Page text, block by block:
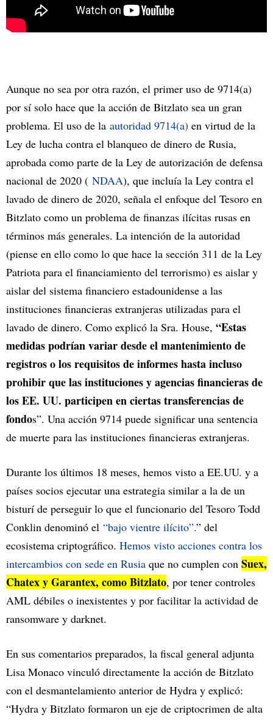
Aunque no sea por otra razón, el primer uso de 9714(a)
por sí solo hace que la acción de Bitzlato sea un gran
problema. El uso de la autoridad 9714(a) en virtud de la
Ley de lucha contra el blanqueo de dinero de Rusia,
aprobada como parte de la Ley de autorización de defensa
nacional de 2020 ( NDAA), que incluía la Ley contra el
lavado de dinero de 2020, señala el enfoque del Tesoro en
Bitzlato como un problema de finanzas ilícitas rusas en
términos más generales. La intención de la autoridad
(piense en ello como lo que hace la sección 311 de la Ley
Patriota para el financiamiento del terrorismo) es aislar y
aislar del sistema financiero estadounidense a las
instituciones financieras extranjeras utilizadas para el
lavado de dinero. Como explicó la Sra. House, “Estas
medidas podrían variar desde el mantenimiento de
registros o los requisitos de informes hasta incluso
prohibir que las instituciones y agencias financieras de
los EE. UU. participen en ciertas transferencias de
fondos”. Una acción 9714 puede significar una sentencia
de muerte para las instituciones financieras extranjeras.
Durante los últimos 18 meses, hemos visto a EE.UU. y a
países socios ejecutar una estrategia similar a la de un
bisturí de perseguir lo que el funcionario del Tesoro Todd
Conklin denominó el “bajo vientre ilícito”.” del
ecosistema criptográfico. Hemos visto acciones contra los
intercambios con sede en Rusia que no cumplen con Suex,
Chatex y Garantex, como Bitzlato, por tener controles
AML débiles o inexistentes y por facilitar la actividad de
ransomware y darknet.
En sus comentarios preparados, la fiscal general adjunta
Lisa Monaco vinculó directamente la acción de Bitzlato
con el desmantelamiento anterior de Hydra y explicó:
“Hydra y Bitzlato formaron un eje de criptocrimen de alta